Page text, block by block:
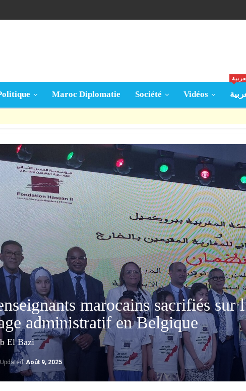
Maroc Diplomatie Société Vidéos
marocains sacrifiés sur
administratif en Belgique
El Bazi
Août 9, 2025
Monde : Le Maroc Investit-Il
Dans Les Enfants De Sa…
Drame À Nador : Les
Accident De Quad Qui